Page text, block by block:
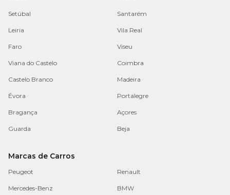
Setúbal Santarém
Leiria Vila Real
Faro Viseu
Viana do Castelo Coimbra
Castelo Branco Madeira
Évora Portalegre
Bragança Açores
Guarda Beja
Marcas de Carros
Peugeot Renault
Mercedes-Benz BMW